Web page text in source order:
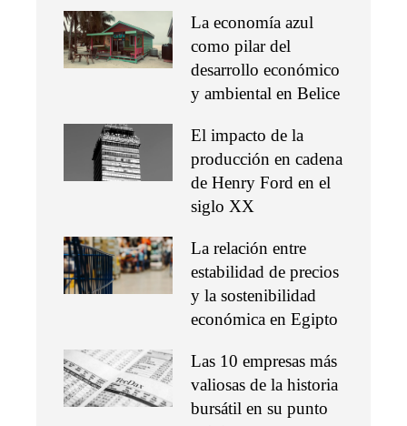
La economía azul
como pilar del
desarrollo económico
y ambiental en Belice
El impacto de la
producción en cadena
de Henry Ford en el
siglo XX
La relación entre
estabilidad de precios
y la sostenibilidad
económica en Egipto
Las 10 empresas más
valiosas de la historia
bursátil en su punto